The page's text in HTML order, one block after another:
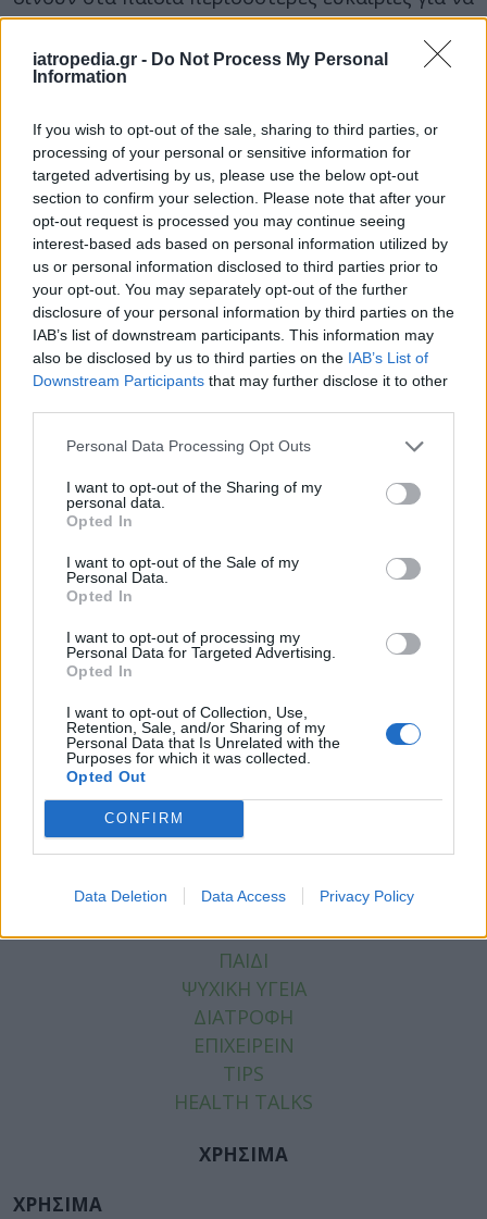
iatropedia.gr - Do Not Process My Personal
Information
If you wish to opt-out of the sale, sharing to third parties, or
processing of your personal or sensitive information for
targeted advertising by us, please use the below opt-out
section to confirm your selection. Please note that after your
opt-out request is processed you may continue seeing
interest-based ads based on personal information utilized by
us or personal information disclosed to third parties prior to
your opt-out. You may separately opt-out of the further
disclosure of your personal information by third parties on the
IAB’s list of downstream participants. This information may
also be disclosed by us to third parties on the IAB’s List of
Downstream Participants that may further disclose it to other
Personal Data Processing Opt Outs
I want to opt-out of the Sharing of my
personal data.
Opted In
I want to opt-out of the Sale of my
Personal Data.
Opted In
I want to opt-out of processing my
Personal Data for Targeted Advertising.
Opted In
I want to opt-out of Collection, Use,
Retention, Sale, and/or Sharing of my
Personal Data that Is Unrelated with the
Purposes for which it was collected.
Opted Out
CONFIRM
Data Deletion Data Access Privacy Policy
έρχονται σε συνεχή επικοινωνία με τους
συνομιλήκους τους, αλλά αυτό εγείρει και την
πιθανότητα να αρχίσει η ανταλλαγή
αυτό τον λόγο, συνιστούν στους γονείς να
συζητούν με τα παιδιά τους τι πρέπει να
προσέχουν και να τα εκπαιδεύουν και για τις
ευθύνες που απορρέουν από τη χρήση ενός
κινητού τηλεφώνου.
ΕΠΙΜΕΛΕΙΑ: Ρούλα Τσουλέα
Facebook
Twitter
Tags:BULLYING,BULLYING ΣΤΟ ΣΧΟΛΕΙΟ
ΔΙΑΔΙΚΤΥΑΚΟΣ ΕΚΦΟΒΙΣΜΟΣ ,ΕΚΦΟΒΙΣΜΟΣ
ΕΙΔΗΣΕΙΣ
ΥΓΕΙΑ
ΠΑΙΔΙ
ΨΥΧΙΚΗ ΥΓΕΙΑ
ΔΙΑΤΡΟΦΗ
ΕΠΙΧΕΙΡΕΙΝ
TIPS
HEALTH TALKS
ΧΡΗΣΙΜΑ
ΧΡΗΣΙΜΑ